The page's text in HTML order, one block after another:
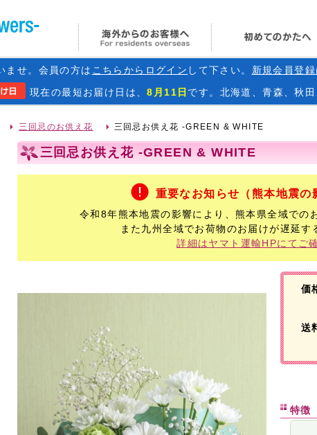
海外からのお客様へ
ませ。会員の方は こちらからログイン して下さい。 新規会員登
現在の最短お届け日 は、8月11日 です。北海道、青森、秋
三回忌のお供え花 三回忌お供え花 -GREEN & WHITE
三回忌お供え花 -GREEN & WHITE
重要なお知らせ（熊本地震の
令和8年熊本地震の影響により、熊本県全域での
また九州全域でお荷物のお届けが遅延す
詳細はヤマト運輸HPにてご
価
送
特徴